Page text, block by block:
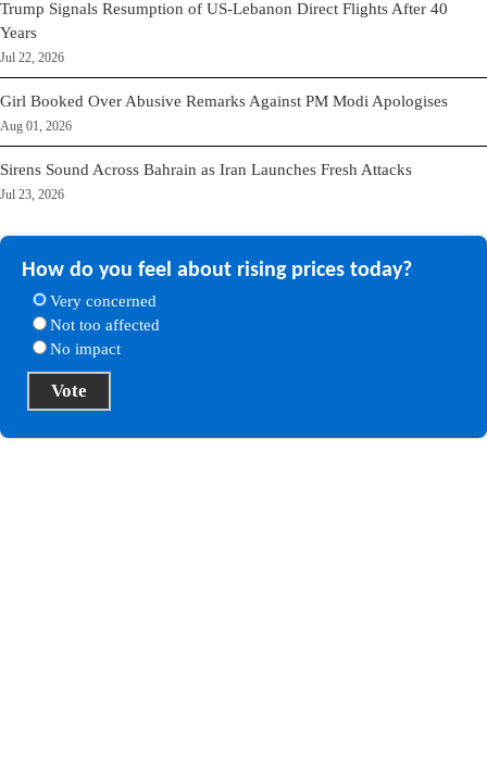
Trump Signals Resumption of US-Lebanon Direct Flights After 40
Years
Jul 22, 2026
Girl Booked Over Abusive Remarks Against PM Modi Apologises
Aug 01, 2026
Sirens Sound Across Bahrain as Iran Launches Fresh Attacks
Jul 23, 2026
How do you feel about rising prices today?
Very concerned
Not too affected
No impact